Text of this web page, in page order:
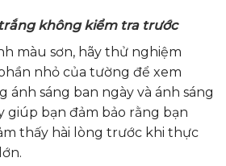
không kiểm tra trước
màu sơn, hãy thử nghiệm
nhỏ của tường để xem
ánh sáng ban ngày và ánh sáng
giúp bạn đảm bảo rằng bạn
thấy hài lòng trước khi thực